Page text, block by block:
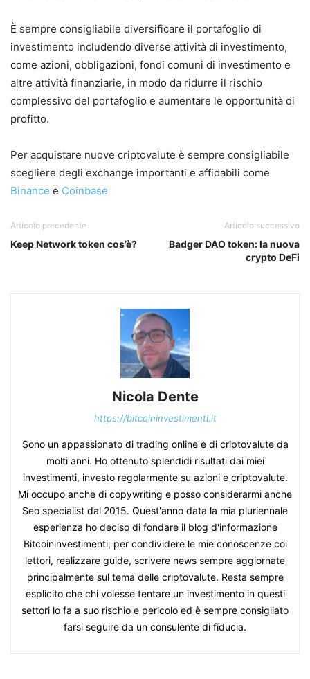
È sempre consigliabile diversificare il portafoglio di
investimento includendo diverse attività di investimento,
come azioni, obbligazioni, fondi comuni di investimento e
altre attività finanziarie, in modo da ridurre il rischio
complessivo del portafoglio e aumentare le opportunità di
profitto.
Per acquistare nuove criptovalute è sempre consigliabile
scegliere degli exchange importanti e affidabili come
Binance e Coinbase
Articolo precedente
Keep Network token cos’è?
Articolo successivo
Badger DAO token: la nuova
crypto DeFi
Nicola Dente
https://bitcoininvestimenti.it
Sono un appassionato di trading online e di criptovalute da
molti anni. Ho ottenuto splendidi risultati dai miei
investimenti, investo regolarmente su azioni e criptovalute.
Mi occupo anche di copywriting e posso considerarmi anche
Seo specialist dal 2015. Quest'anno data la mia pluriennale
esperienza ho deciso di fondare il blog d'informazione
Bitcoininvestimenti, per condividere le mie conoscenze coi
lettori, realizzare guide, scrivere news sempre aggiornate
principalmente sul tema delle criptovalute. Resta sempre
esplicito che chi volesse tentare un investimento in questi
settori lo fa a suo rischio e pericolo ed è sempre consigliato
farsi seguire da un consulente di fiducia.